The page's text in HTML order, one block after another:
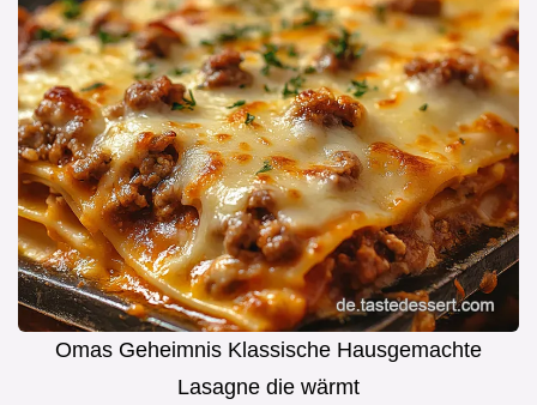
Omas Geheimnis Klassische Hausgemachte
Lasagne die wärmt